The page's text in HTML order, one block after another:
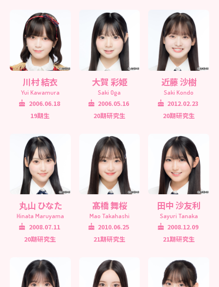
川村 結衣
Yui Kawamura
2006.06.18
19期生
大賀 彩姫
Saki Oga
2006.05.16
20期研究生
近藤 沙樹
Saki Kondo
2012.02.23
20期研究生
丸山 ひなた
Hinata Maruyama
2008.07.11
20期研究生
髙橋 舞桜
Mao Takahashi
2010.06.25
21期研究生
田中 沙友利
Sayuri Tanaka
2008.12.09
21期研究生